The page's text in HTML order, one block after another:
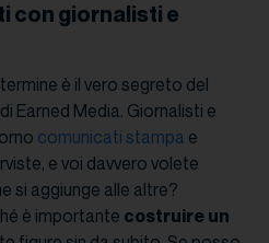
con giornalisti e
è il vero segreto del
Earned Media. Giornalisti e
comunicati stampa e
e voi davvero volete
si aggiunge alle altre?
è importante costruire un